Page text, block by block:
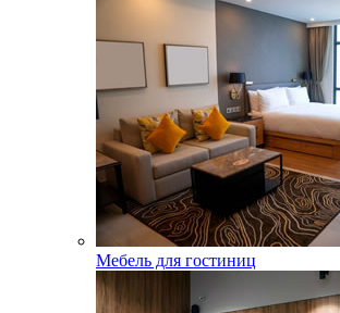
Мебель для гостиниц